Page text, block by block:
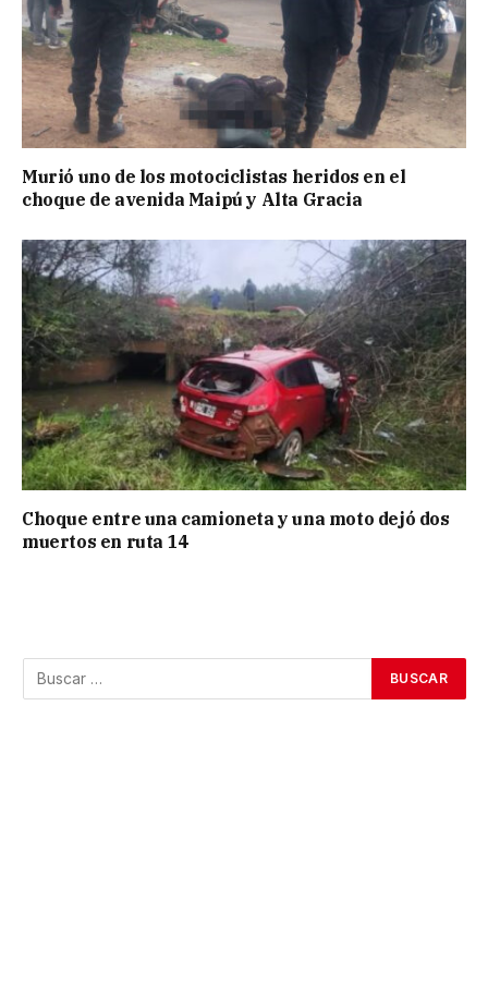
Murió uno de los motociclistas heridos en el
choque de avenida Maipú y Alta Gracia
Choque entre una camioneta y una moto dejó dos
muertos en ruta 14